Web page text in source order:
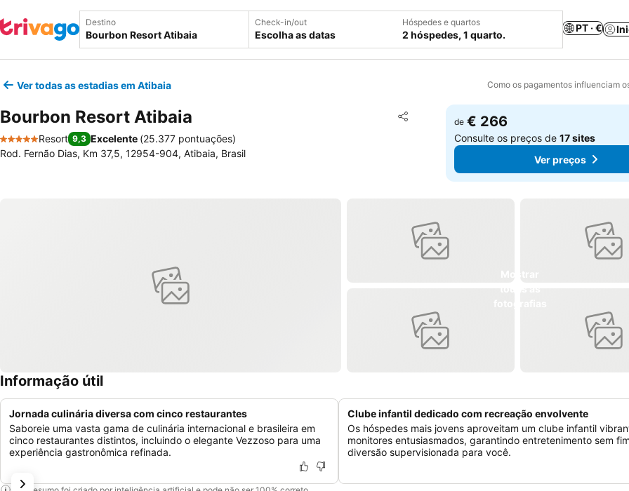
Destino Check-in/out
Escolha as datas
Hóspedes e quartos
2 hóspedes, 1 quarto.
PT · €
Ver todas as estadias em Atibaia Como os pagamentos influenciam
Bourbon Resort Atibaia Partilhar
Adicionar aos favoritos
5 Estrelas
Resort 9,3 Excelente (25.377 pontuações)
Rod. Fernão Dias, Km 37,5, 12954-904, Atibaia, Brasil
de € 266
Consulte os preços de17 sites
Ver preços
Informação útil
Jornada culinária diversa com cinco restaurantes
Saboreie uma vasta gama de culinária internacional e brasileira em
cinco restaurantes distintos, incluindo o elegante Vezzoso para uma
experiência gastronômica refinada.
Clube infantil dedicado com recreação envolvente
Os hóspedes mais jovens aproveitam um clube infantil
monitores entusiasmados, garantindo entretenimento sem
diversão supervisionada para você.